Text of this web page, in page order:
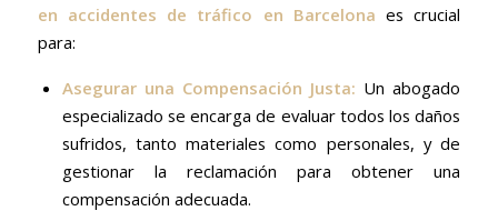
en accidentes de tráfico en Barcelona es crucial
para:
Asegurar una Compensación Justa: Un abogado
especializado se encarga de evaluar todos los daños
sufridos, tanto materiales como personales, y de
gestionar la reclamación para obtener una
compensación adecuada.